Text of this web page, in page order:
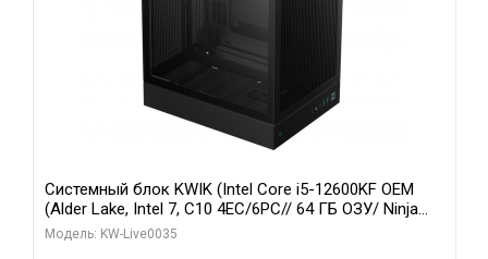
Системный блок KWIK (Intel Core i5-12600KF OEM
(Alder Lake, Intel 7, C10 4EC/6PC// 64 ГБ ОЗУ/ Ninja
Sinotex GTX1650 4GB 128bit GDDR6 DVI DP HDMI 2/
Модель: KW-Live0035